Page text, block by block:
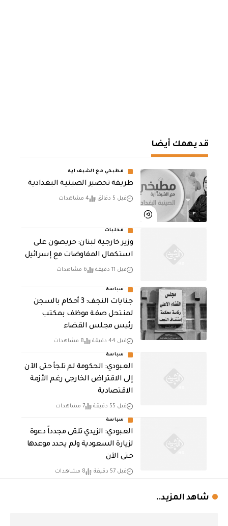
قد يهمك أيضا
مطبخي مع الشيف اية
طريقة تحضير الصينية البغدادية
قبل 5 دقائق 4 مشاهدات
محليات
وزير خارجية لبنان: حريصون على
استكمال المفاوضات مع إسرائيل
قبل 11 دقيقة 6 مشاهدات
سياسة
جنايات النجف: 3 أحكام بالسجن
لمنتحل صفة موظف بمكتب
رئيس مجلس القضاء
قبل 44 دقيقة 8 مشاهدات
سياسة
العبودي: الحكومة لم تلجأ حتى الآن
إلى الاقتراض الخارجي رغم الأزمة
الاقتصادية
قبل 55 دقيقة 7 مشاهدات
سياسة
العبودي: الزيدي تلقى مجدداً دعوة
لزيارة السعودية ولم يحدد موعدها
حتى الآن
قبل 57 دقيقة 8 مشاهدات
شاهد المزيد..